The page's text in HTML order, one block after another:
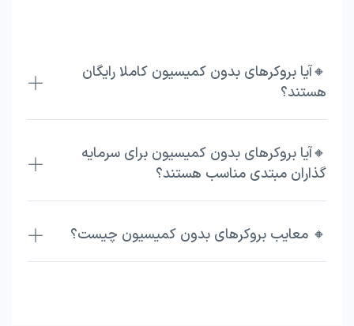
🔸آیا بروکرهای بدون کمیسیون کاملا رایگان
هستند؟
🔸آیا بروکرهای بدون کمیسیون برای سرمایه
گذاران مبتدی مناسب هستند؟
🔸 معایب بروکرهای بدون کمیسیون چیست؟